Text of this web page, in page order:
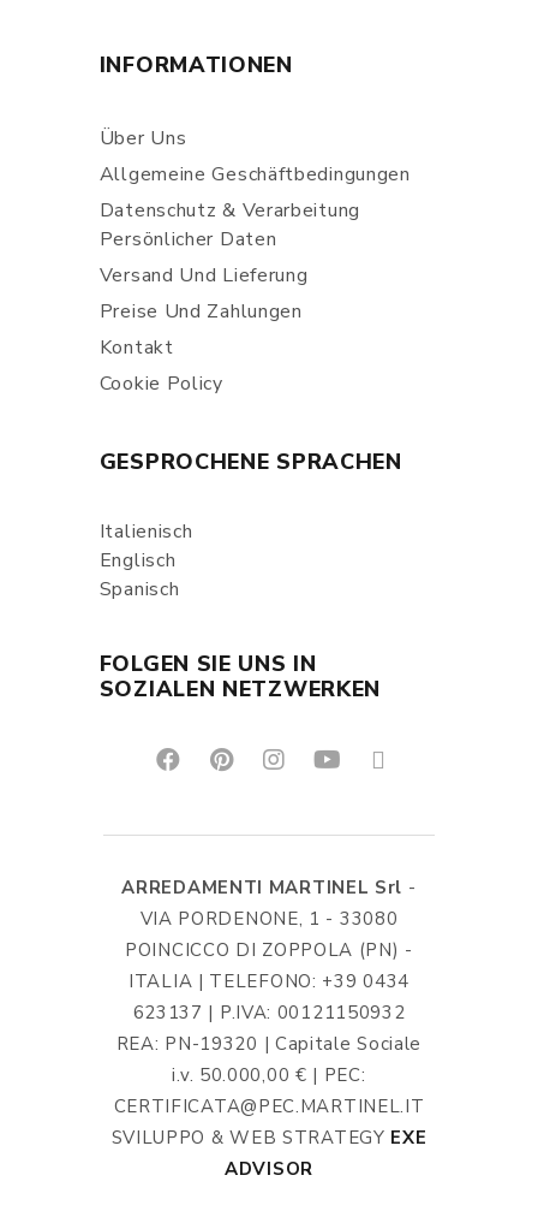
INFORMATIONEN
Über Uns
Allgemeine Geschäftbedingungen
Datenschutz & Verarbeitung
Persönlicher Daten
Versand Und Lieferung
Preise Und Zahlungen
Kontakt
Cookie Policy
GESPROCHENE SPRACHEN
Italienisch
Englisch
Spanisch
FOLGEN SIE UNS IN
SOZIALEN NETZWERKEN
ARREDAMENTI MARTINEL Srl -
VIA PORDENONE, 1 - 33080
POINCICCO DI ZOPPOLA (PN) -
ITALIA | TELEFONO: +39 0434
623137 | P.IVA: 00121150932
REA: PN-19320 | Capitale Sociale
i.v. 50.000,00 € | PEC:
CERTIFICATA@PEC.MARTINEL.IT
SVILUPPO & WEB STRATEGY EXE
ADVISOR